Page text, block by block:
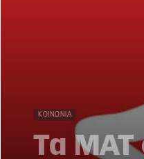
ΚΟΙΝΩΝΊΑ
Τα ΜΑΤ